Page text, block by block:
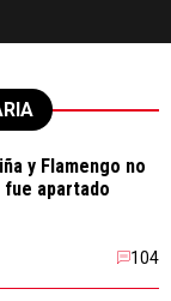
y Flamengo no
apartado
104